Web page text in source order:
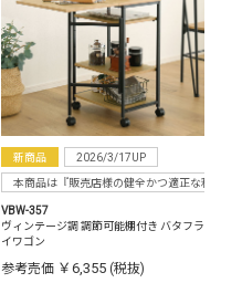
保のため指定価格制度に準拠した販売』をお
新商品 2026/3/17UP
本商品は『販売店様の健全かつ適正な利益確
VBW-357
ヴィンテージ調 調節可能棚付き バタフラ
イワゴン
参考売価 ￥6,355 (税抜)